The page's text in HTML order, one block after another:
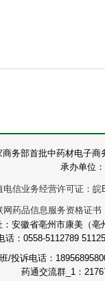
商务部首批中药材电子
承办单位
电信业务经营许可证：皖
网药品信息服务资格证
：安徽省亳州市康美（
话：0558-5112789
/投诉电话：
药通交流群_1：